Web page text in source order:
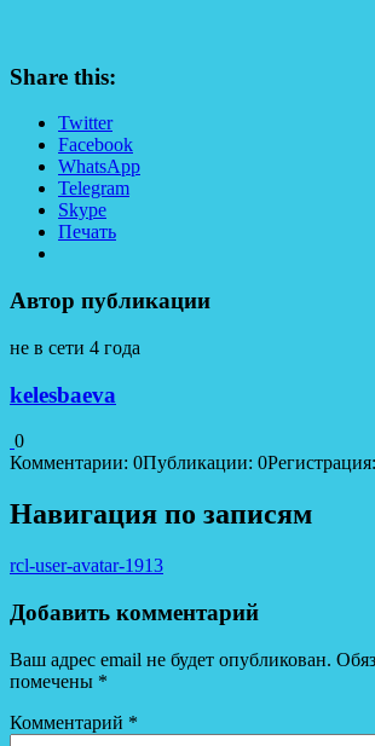
Share this:
Twitter
Facebook
WhatsApp
Telegram
Skype
Печать
Автор публикации
не в сети 4 года
kelesbaeva
0
Комментарии: 0Публикации: 0
Навигация по записям
rcl-user-avatar-1913
Добавить комментарий
Ваш адрес email не будет опубликован.
помечены *
Комментарий *